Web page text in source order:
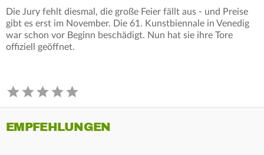
Die Jury fehlt diesmal, die große Feier fällt aus - und Preise
gibt es erst im November. Die 61. Kunstbiennale in Venedig
war schon vor Beginn beschädigt. Nun hat sie ihre Tore
offiziell geöffnet.
EMPFEHLUNGEN